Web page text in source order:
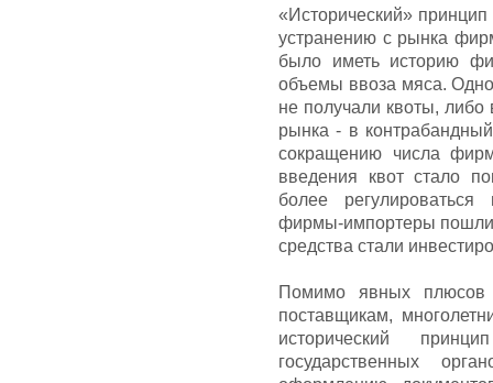
«Исторический»
устранению с рынка
было иметь историю
объемы ввоза мяса.
не получали квоты,
рынка - в
сокращению числа
введения квот стало
более
фирмы-импортеры пошли
средства стали
Помимо явных
поставщикам,
исторический
государственных